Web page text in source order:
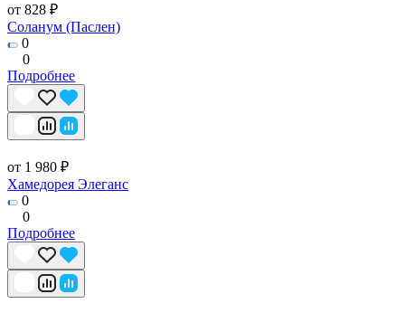
от 828 ₽
Соланум (Паслен)
0
0
Подробнее
от 1 980 ₽
Хамедорея Элеганс
0
0
Подробнее